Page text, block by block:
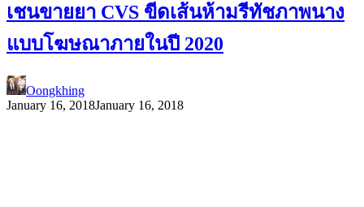
เชนขายยา CVS ขีดเส้นห้ามรีทัชภาพนาง
แบบโฆษณาภายในปี 2020
Oongkhing
January 16, 2018January 16, 2018